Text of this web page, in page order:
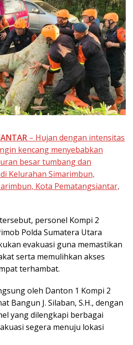
– Hujan dengan intensitas
kencang menyebabkan
besar tumbang dan
Kelurahan Simarimbun,
Kota Pematangsiantar,
personel Kompi 2
Polda Sumatera Utara
evakuasi guna memastikan
serta memulihkan akses
terhambat.
oleh Danton 1 Kompi 2
Bangun J. Silaban, S.H., dengan
yang dilengkapi berbagai
segera menuju lokasi